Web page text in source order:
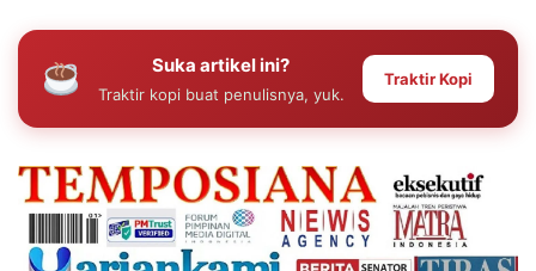
Suka artikel ini?
Traktir kopi buat penulisnya, yuk.
Traktir Kopi